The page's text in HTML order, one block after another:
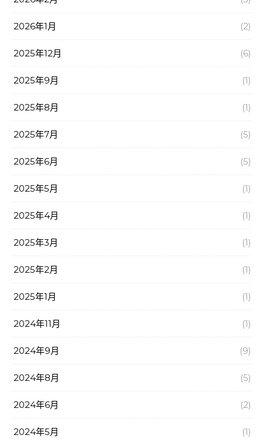
2026年1月 (2)
2025年12月 (6)
2025年9月 (1)
2025年8月 (1)
2025年7月 (5)
2025年6月 (5)
2025年5月 (1)
2025年4月 (1)
2025年3月 (1)
2025年2月 (1)
2025年1月 (1)
2024年11月 (1)
2024年9月 (9)
2024年8月 (5)
2024年6月 (2)
2024年5月 (1)